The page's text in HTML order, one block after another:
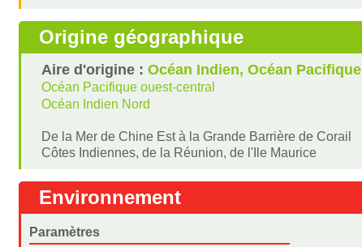
Origine géographique
Aire d'origine :Océan Indien, Océan Pacifique
Océan Pacifique ouest-central
Océan Indien Nord
De la Mer de Chine Est à la Grande Barrière de Corail
Côtes Indiennes, de la Réunion, de l'Ile Maurice
Environnement
Paramètres